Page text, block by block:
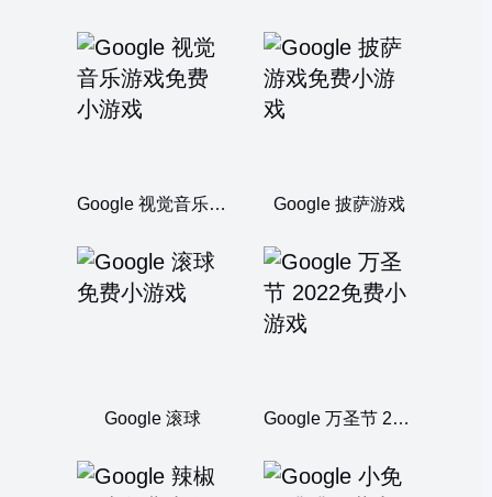
Google 视觉音乐游戏 Google 披萨游戏
Google 滚球 Google 万圣节 2022